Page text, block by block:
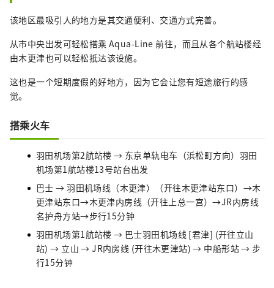
该地区最吸引人的地方是其交通便利、交通方式完善。
从市中央出发可轻松搭乘 Aqua-Line 前往，而且从各个航站楼经
由木更津也可以轻松抵达该设施。
这也是一个短期度假的好地方，因为它会让您有短途旅行的感
觉。
搭乘火车
羽田机场第2航站楼 → 东京单轨电车（浜松町方向）羽田
机场第1航站楼13号站台出发
巴士 → 羽田机场线（木更津）（开往木更津站东口）→木
更津站东口→木更津内房线（开往上总一宫）→JR内房线
名护舟方站→步行15分钟
羽田机场第1航站楼 → 巴士羽田机场线 [君津] (开往立山
站) → 立山 → JR内房线 (开往木更津站) → 中船形站 → 步
行15分钟